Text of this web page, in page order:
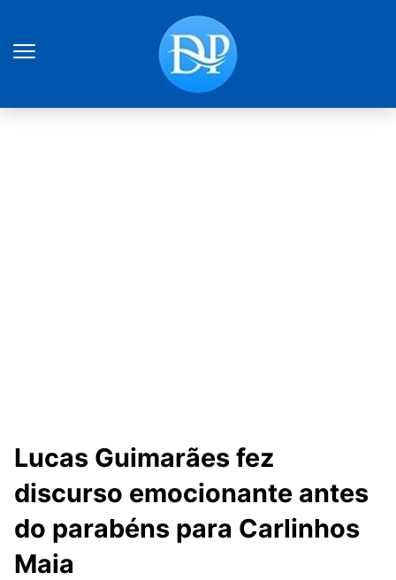
Lucas Guimarães fez
discurso emocionante antes
do parabéns para Carlinhos
Maia